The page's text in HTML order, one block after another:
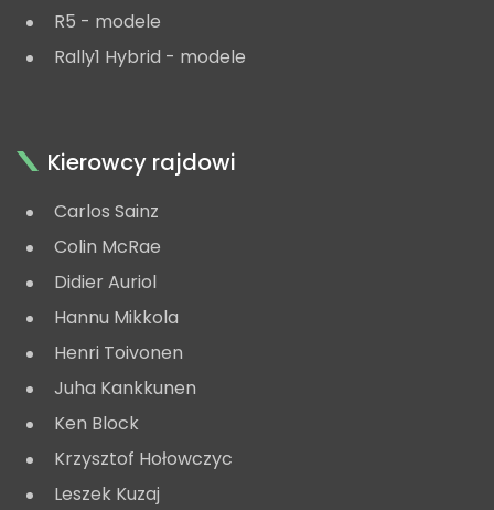
R5 - modele
Rally1 Hybrid - modele
Kierowcy rajdowi
Carlos Sainz
Colin McRae
Didier Auriol
Hannu Mikkola
Henri Toivonen
Juha Kankkunen
Ken Block
Krzysztof Hołowczyc
Leszek Kuzaj